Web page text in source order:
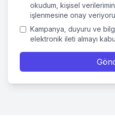
okudum, kişisel
işlenmesine onay
Kampanya, duyuru ve
elektronik ileti almayı